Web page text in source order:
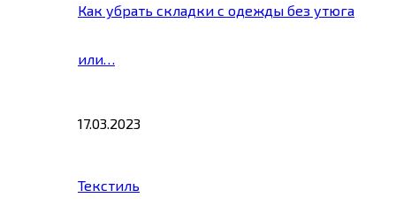
Как убрать складки с одежды без утюга
или…
17.03.2023
Текстиль